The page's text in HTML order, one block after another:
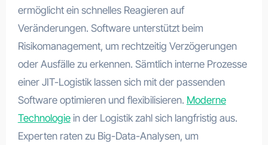
ermöglicht ein schnelles Reagieren auf
Veränderungen. Software unterstützt beim
Risikomanagement, um rechtzeitig Verzögerungen
oder Ausfälle zu erkennen. Sämtlich interne Prozesse
einer JIT-Logistik lassen sich mit der passenden
Software optimieren und flexibilisieren. Moderne
Technologiein der Logistik zahl sich langfristig aus.
Experten raten zu Big-Data-Analysen, um